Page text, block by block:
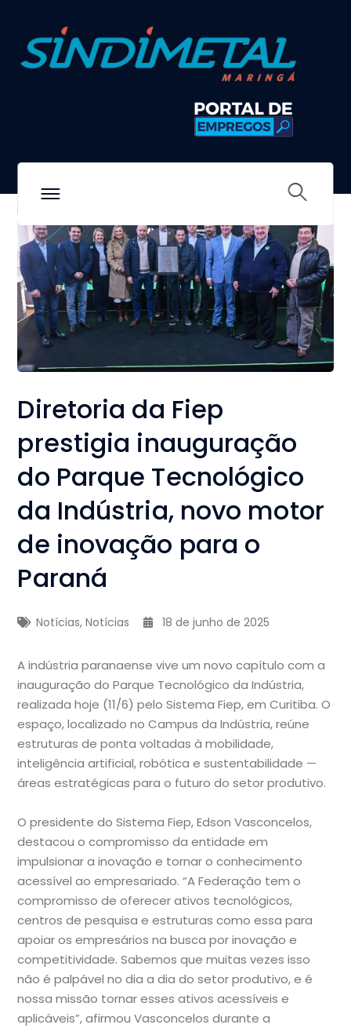
Diretoria da Fiep
prestigia inauguração
do Parque Tecnológico
da Indústria, novo motor
de inovação para o
Paraná
Notícias,Notícias 18 de junho de 2025
A indústria paranaense vive um novo capítulo com a
inauguração do Parque Tecnológico da Indústria,
realizada hoje (11/6) pelo Sistema Fiep, em Curitiba. O
espaço, localizado no Campus da Indústria, reúne
estruturas de ponta voltadas à mobilidade,
inteligência artificial, robótica e sustentabilidade —
áreas estratégicas para o futuro do setor produtivo.
O presidente do Sistema Fiep, Edson Vasconcelos,
destacou o compromisso da entidade em
impulsionar a inovação e tornar o conhecimento
acessível ao empresariado. “A Federação tem o
compromisso de oferecer ativos tecnológicos,
centros de pesquisa e estruturas como essa para
apoiar os empresários na busca por inovação e
competitividade. Sabemos que muitas vezes isso
não é palpável no dia a dia do setor produtivo, e é
nossa missão tornar esses ativos acessíveis e
aplicáveis”, afirmou Vasconcelos durante a